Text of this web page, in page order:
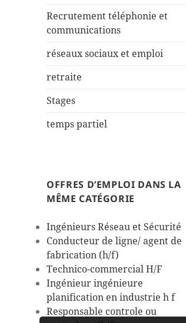
Recrutement téléphonie et
communications
réseaux sociaux et emploi
retraite
Stages
temps partiel
OFFRES D’EMPLOI DANS LA
MÊME CATÉGORIE
Ingénieurs Réseau et Sécurité
Conducteur de ligne/ agent de
fabrication (h/f)
Technico-commercial H/F
Ingénieur ingénieure
planification en industrie h f
Responsable controle ou